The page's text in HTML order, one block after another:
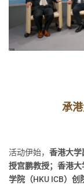
承
活动伊始， 香港大学
授宫鹏教授；香港
学院（HKU ICB）创